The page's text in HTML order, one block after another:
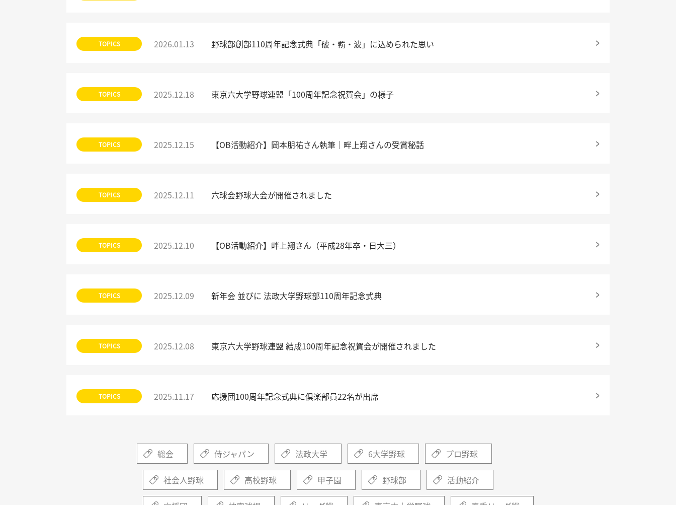
TOPICS 2026.01.13 野球部創部110周年記念式典「破・覇・波」に込められた思い
TOPICS 2025.12.18 東京六大学野球連盟「100周年記念祝賀会」の様子
TOPICS 2025.12.15 【OB活動紹介】岡本朋祐さん執筆｜畔上翔さんの受賞秘話
TOPICS 2025.12.11 六球会野球大会が開催されました
TOPICS 2025.12.10 【OB活動紹介】畔上翔さん（平成28年卒・日大三）
TOPICS 2025.12.09 新年会 並びに 法政大学野球部110周年記念式典
TOPICS 2025.12.08 東京六大学野球連盟 結成100周年記念祝賀会が開催されました
TOPICS 2025.11.17 応援団100周年記念式典に倶楽部員22名が出席
総会 侍ジャパン 法政大学 6大学野球 プロ野球
社会人野球 高校野球 甲子園 野球部 活動紹介